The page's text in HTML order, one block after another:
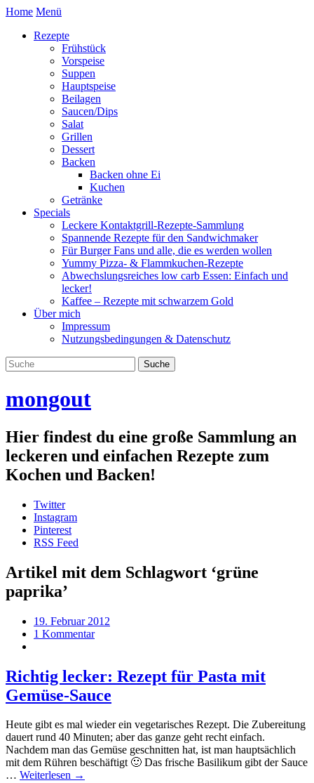
Home Menü
Rezepte
Frühstück
Vorspeise
Suppen
Hauptspeise
Beilagen
Saucen/Dips
Salat
Grillen
Dessert
Backen
Backen ohne Ei
Kuchen
Getränke
Specials
Leckere Kontaktgrill-Rezepte-Sammlung
Spannende Rezepte für den Sandwichmaker
Für Burger Fans und alle, die es werden wollen
Yummy Pizza- & Flammkuchen-Rezepte
Abwechslungsreiches low carb Essen: Einfach und
lecker!
Kaffee – Rezepte mit schwarzem Gold
Über mich
Impressum
Nutzungsbedingungen & Datenschutz
mongout
Hier findest du eine große Sammlung an
leckeren und einfachen Rezepte zum
Kochen und Backen!
Twitter
Instagram
Pinterest
RSS Feed
Artikel mit dem Schlagwort ‘grüne
paprika’
19. Februar 2012
1 Kommentar
Richtig lecker: Rezept für Pasta mit
Gemüse-Sauce
Heute gibt es mal wieder ein vegetarisches Rezept. Die Zubereitung
dauert rund 40 Minuten; aber das ganze geht recht einfach.
Nachdem man das Gemüse geschnitten hat, ist man hauptsächlich
mit dem Rühren beschäftigt 🙂 Das frische Basilikum gibt der Sauce
… Weiterlesen →